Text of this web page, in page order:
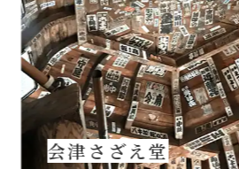
会津さざえ堂